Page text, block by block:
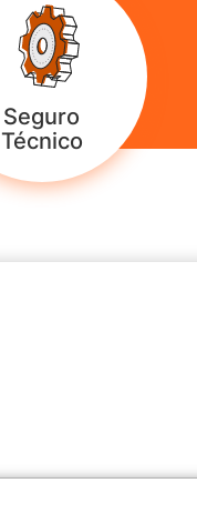
Seguro
Técnico